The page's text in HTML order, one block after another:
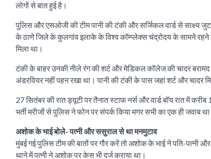
लोगों से बात हुई है।
पुलिस और एसओजी की टीम पानी की टंकी और सर्जिकल वार्ड से साक्ष्य
के ठाणे जिले के कुलगांव इलाके के विश्व कॉम्प्लेक्स चंद्रोदय के सामने
मिला था।
टंकी के बाहर उनकी नीले रंग की शर्ट और मेडिकल कॉलेज की चादर
अंडरवियर नहीं पहन रखा था। पानी की टंकी के पास जहां शर्ट और चादर
27 सितंबर की रात ड्यूटी पर तैनात स्टाफ नर्स और वार्ड बॉय रात में
भर्ती मरीजों से पुलिस ने फोन पर संपर्क किया मगर सभी का एक ही जवाब
अशोक के भाई बोले- पत्नी और ससुराल से था मनमुटाव
मुंबई गई पुलिस टीम की बातों पर गौर करें तो अशोक के भाई ने पति-पत्नी
थाने में पत्नी ने अशोक पर केस भी दर्ज कराया था।